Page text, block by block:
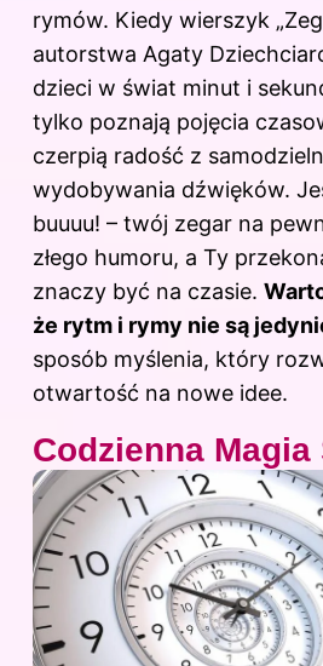
rymów. Kiedy wierszyk
autorstwa Agaty
dzieci w świat minut i
tylko poznają pojęcia
czerpią radość z
wydobywania dźwięków.
buuuu! – twój zegar na
złego humoru, a Ty
znaczy być na czasie.
że rytm i rymy nie są
sposób myślenia, który
otwartość na nowe idee.
Codzienna Magia